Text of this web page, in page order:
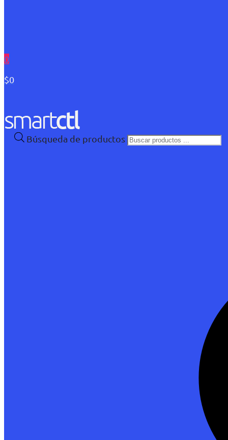
0
$0
Búsqueda de productos